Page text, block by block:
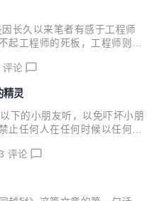
VMware ESXi上开始了我的
中运行，以掌握如何进
博客和论坛(HardOCP的虚拟
长久以来笔者有感于工程师
起工程师的死板，工程师则看
。源于思维角度的不同和性格
师，这正是工程师和黑客需要
，或许你会对黑客、工程师、
个世界最简单的方式是莫过于
。作为前言，我声明这个世界
评论
精灵
下的小朋友听，以免吓坏小朋
止任何人在任何时候以任何理
载，但允许个人转载至微博或
会给你我都带来不必要的麻
压人，那么我的回答只会有一
评论